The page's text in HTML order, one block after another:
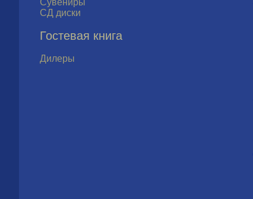
Сувениры
СД диски
Гостевая книга
Дилеры